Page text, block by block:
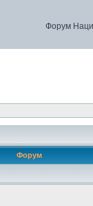
Форум
Форум